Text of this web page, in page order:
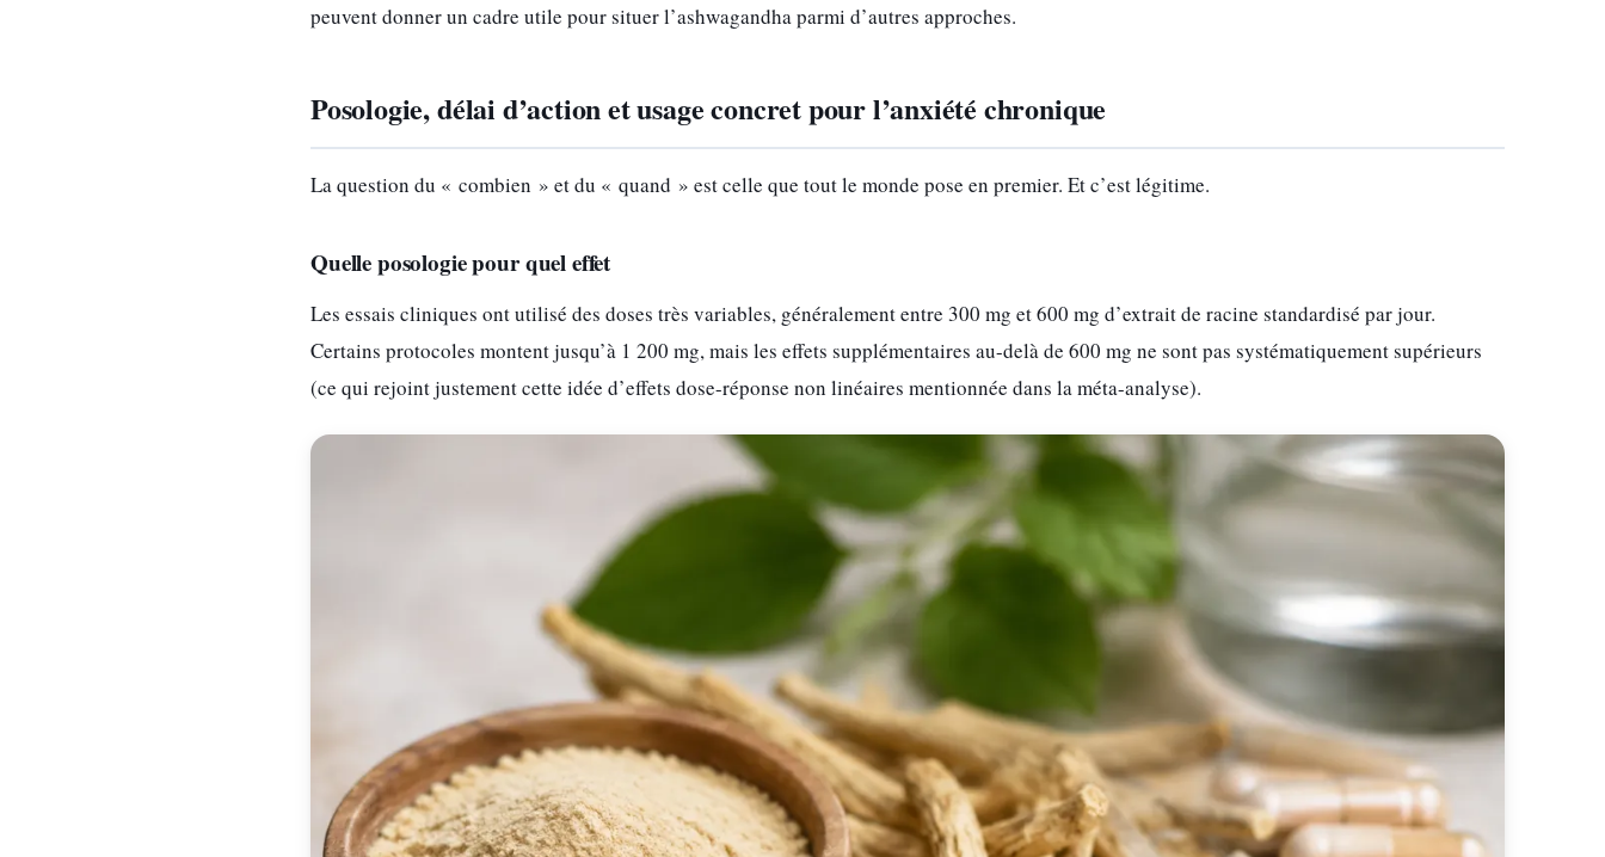
peuvent donner un cadre utile pour situer l’ashwagandha parmi d’autres approches.
Posologie, délai d’action et usage concret pour l’anxiété chronique
La question du « combien » et du « quand » est celle que tout le monde pose en premier. Et c’est légitime.
Quelle posologie pour quel effet
Les essais cliniques ont utilisé des doses très variables, généralement entre 300 mg et 600 mg d’extrait de racine standardisé par jour.
Certains protocoles montent jusqu’à 1 200 mg, mais les effets supplémentaires au-delà de 600 mg ne sont pas systématiquement supérieurs
(ce qui rejoint justement cette idée d’effets dose-réponse non linéaires mentionnée dans la méta-analyse).